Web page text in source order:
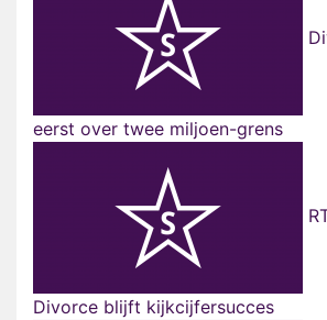
eerst over twee miljoen-grens
Divorce blijft kijkcijfersucces